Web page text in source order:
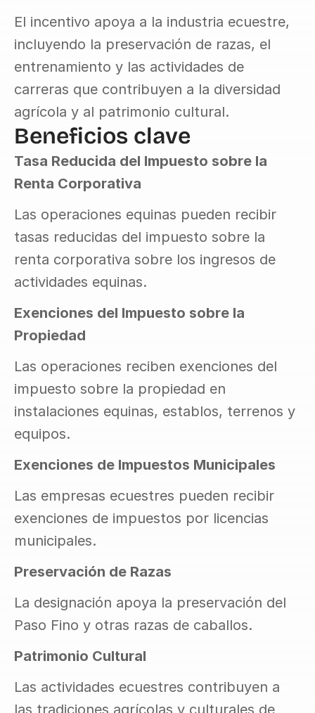
El incentivo apoya a la industria ecuestre,
incluyendo la preservación de razas, el
entrenamiento y las actividades de
carreras que contribuyen a la diversidad
agrícola y al patrimonio cultural.
Beneficios clave
Tasa Reducida del Impuesto sobre la
Renta Corporativa
Las operaciones equinas pueden recibir
tasas reducidas del impuesto sobre la
renta corporativa sobre los ingresos de
actividades equinas.
Exenciones del Impuesto sobre la
Propiedad
Las operaciones reciben exenciones del
impuesto sobre la propiedad en
instalaciones equinas, establos, terrenos y
equipos.
Exenciones de Impuestos Municipales
Las empresas ecuestres pueden recibir
exenciones de impuestos por licencias
municipales.
Preservación de Razas
La designación apoya la preservación del
Paso Fino y otras razas de caballos.
Patrimonio Cultural
Las actividades ecuestres contribuyen a
las tradiciones agrícolas y culturales de